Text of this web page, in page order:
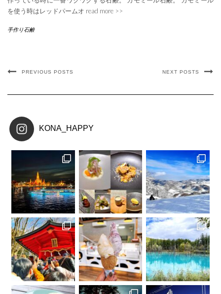
を使う時はレッドパームオ read more >>
手作り石鹸
PREVIOUS POSTS NEXT POSTS
KONA_HAPPY